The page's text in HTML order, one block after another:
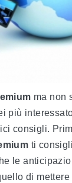
ma non
più
consigli.
ti
le
di mettere